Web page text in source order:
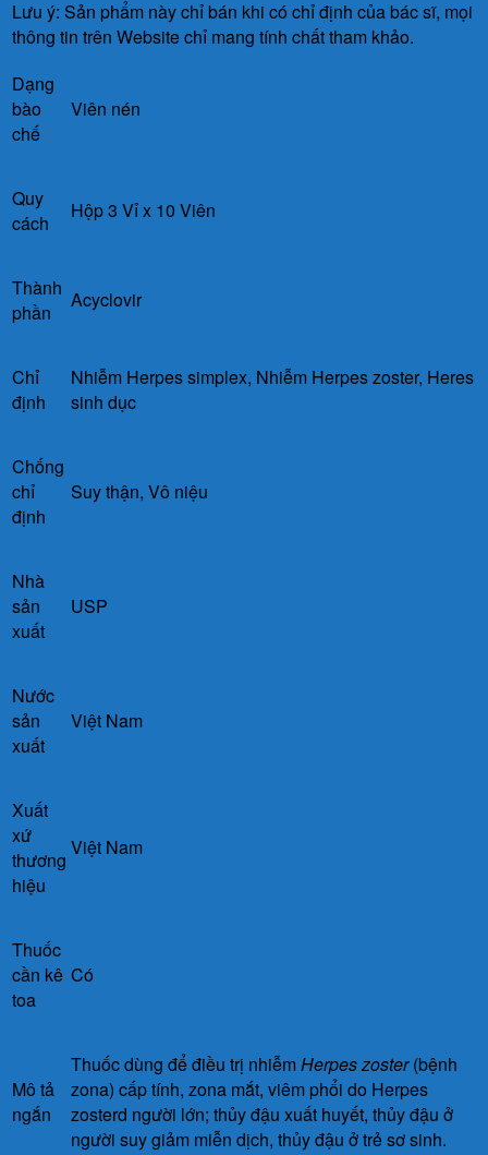
Lưu ý: Sản phẩm này chỉ bán khi có chỉ định của bác sĩ, mọi
thông tin trên Website chỉ mang tính chất tham khảo.
Dạng
bào
chế
Viên nén
Quy
cách
Hộp 3 Vỉ x 10 Viên
Thành
phần
Acyclovir
Chỉ
định
Nhiễm Herpes simplex, Nhiễm Herpes zoster, Heres
sinh dục
Chống
chỉ
định
Suy thận, Vô niệu
Nhà
sản
xuất
USP
Nước
sản
xuất
Việt Nam
Xuất
xứ
thương
hiệu
Việt Nam
Thuốc
cần kê
toa
Có
Mô tả
ngắn
Thuốc dùng để điều trị nhiễmHerpes zoster(bệnh
zona) cấp tính, zona mắt, viêm phổi do Herpes
zosterd người lớn; thủy đậu xuất huyết, thủy đậu ở
người suy giảm miễn dịch, thủy đậu ở trẻ sơ sinh.